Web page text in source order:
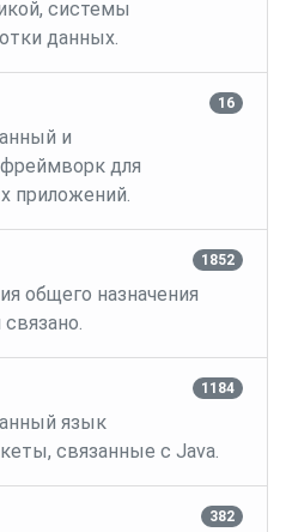
системы
данных.
16
и
для
приложений.
1852
общего назначения
1184
язык
связанные с Java.
382